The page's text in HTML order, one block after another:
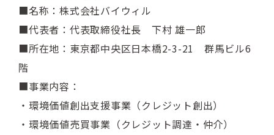
■名称：株式会社バイウィル
■代表者：代表取締役社長 下村 雄一郎
■所在地：東京都中央区日本橋2-3-21 群馬ビル6
階
■事業内容：
・環境価値創出支援事業（クレジット創出）
・環境価値売買事業（クレジット調達・仲介）